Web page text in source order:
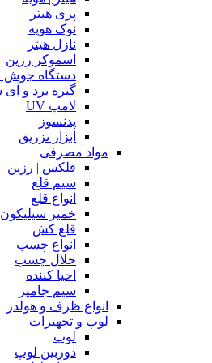
پری هیتر
نوک هویه
نازل هیتر
اسموکر رزین
دستگاه جوش
گیره برد و
لامپ UV
پدنسوز
ابزار تزریق
مواد مصرفی
فلکس | رزین
سیم قلع
انواع قلع
خمیر سیلیکون
قلع کش
انواع چسب
حلال چسب
احیا کننده
سیم جامپر
انواع ظرف و هولدر
لوپ و تجهیزات
لوپ
دوربین لوپ